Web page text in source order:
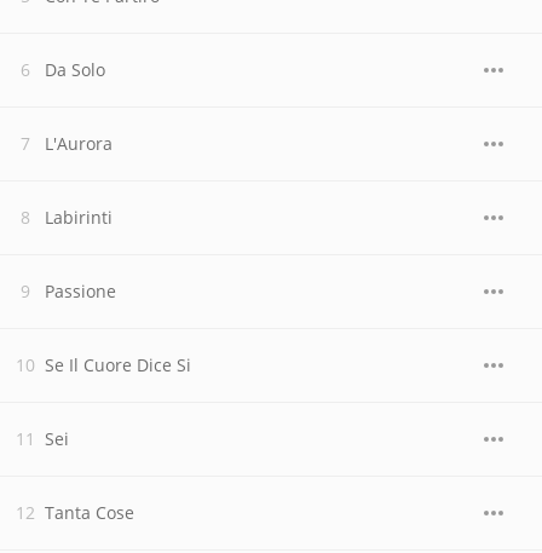
Da Solo
L'Aurora
Labirinti
Passione
Se Il Cuore Dice Si
Sei
Tanta Cose